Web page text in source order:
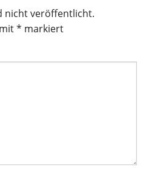
nicht veröffentlicht.
* markiert